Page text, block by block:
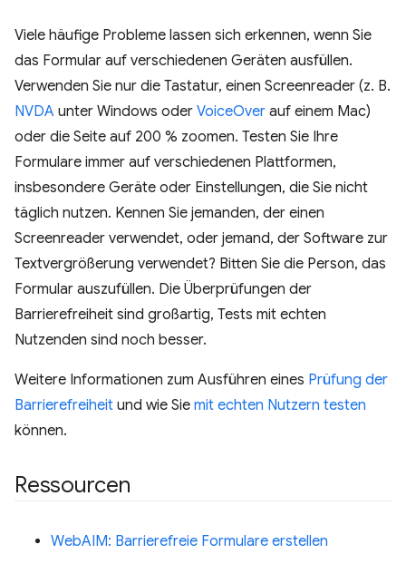
Viele häufige Probleme lassen sich erkennen, wenn Sie
das Formular auf verschiedenen Geräten ausfüllen.
Verwenden Sie nur die Tastatur, einen Screenreader (z. B.
NVDA unter Windows oder VoiceOver auf einem Mac)
oder die Seite auf 200 % zoomen. Testen Sie Ihre
Formulare immer auf verschiedenen Plattformen,
insbesondere Geräte oder Einstellungen, die Sie nicht
täglich nutzen. Kennen Sie jemanden, der einen
Screenreader verwendet, oder jemand, der Software zur
Textvergrößerung verwendet? Bitten Sie die Person, das
Formular auszufüllen. Die Überprüfungen der
Barrierefreiheit sind großartig, Tests mit echten
Nutzenden sind noch besser.
Weitere Informationen zum Ausführen eines Prüfung der
Barrierefreiheit und wie Sie mit echten Nutzern testen
können.
Ressourcen
WebAIM: Barrierefreie Formulare erstellen